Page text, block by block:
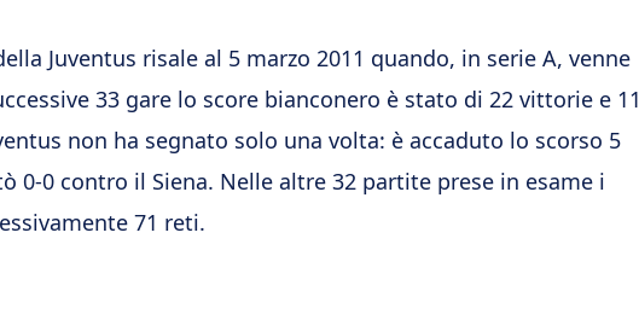
Juventus risale al 5 marzo 2011 quando, in serie A, venne
33 gare lo score bianconero è stato di 22 vittorie e 11
non ha segnato solo una volta: è accaduto lo scorso 5
0-0 contro il Siena. Nelle altre 32 partite prese in esame i
71 reti.